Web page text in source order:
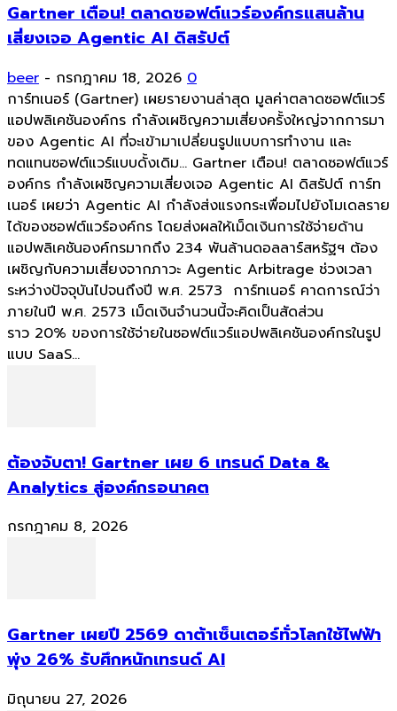
Gartner เตือน! ตลาดซอฟต์แวร์องค์กรแสนล้าน
เสี่ยงเจอ Agentic AI ดิสรัปต์
beer - กรกฎาคม 18, 2026 0
การ์ทเนอร์ (Gartner) เผยรายงานล่าสุด มูลค่าตลาดซอฟต์แวร์
แอปพลิเคชันองค์กร กำลังเผชิญความเสี่ยงครั้งใหญ่จากการมา
ของ Agentic AI ที่จะเข้ามาเปลี่ยนรูปแบบการทำงาน และ
ทดแทนซอฟต์แวร์แบบดั้งเดิม... Gartner เตือน! ตลาดซอฟต์แวร์
องค์กร กำลังเผชิญความเสี่ยงเจอ Agentic AI ดิสรัปต์ การ์ท
เนอร์ เผยว่า Agentic AI กำลังส่งแรงกระเพื่อมไปยังโมเดลราย
ได้ของซอฟต์แวร์องค์กร โดยส่งผลให้เม็ดเงินการใช้จ่ายด้าน
แอปพลิเคชันองค์กรมากถึง 234 พันล้านดอลลาร์สหรัฐฯ ต้อง
เผชิญกับความเสี่ยงจากภาวะ Agentic Arbitrage ช่วงเวลา
ระหว่างปัจจุบันไปจนถึงปี พ.ศ. 2573 การ์ทเนอร์ คาดการณ์ว่า
ภายในปี พ.ศ. 2573 เม็ดเงินจำนวนนี้จะคิดเป็นสัดส่วน
ราว 20% ของการใช้จ่ายในซอฟต์แวร์แอปพลิเคชันองค์กรในรูป
แบบ SaaS...
ต้องจับตา! Gartner เผย 6 เทรนด์ Data &
Analytics สู่องค์กรอนาคต
กรกฎาคม 8, 2026
Gartner เผยปี 2569 ดาต้าเซ็นเตอร์ทั่วโลกใช้ไฟฟ้า
พุ่ง 26% รับศึกหนักเทรนด์ AI
มิถุนายน 27, 2026